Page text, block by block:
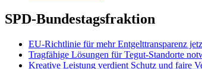
SPD-Bundestagsfraktion
EU-Richtlinie für mehr Entgelttransparenz
Tragfähige Lösungen für Tegut-Standorte
Kreative Leistung verdient Schutz und faire